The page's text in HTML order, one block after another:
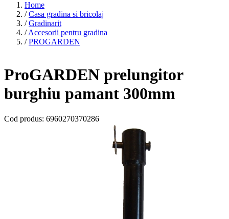
Home
/ Casa gradina si bricolaj
/ Gradinarit
/ Accesorii pentru gradina
/ PROGARDEN
ProGARDEN prelungitor
burghiu pamant 300mm
Cod produs: 6960270370286